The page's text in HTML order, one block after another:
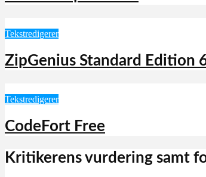
Tekstredigerer
ZipGenius Standard Edition
Tekstredigerer
CodeFort Free
Kritikerens vurdering samt